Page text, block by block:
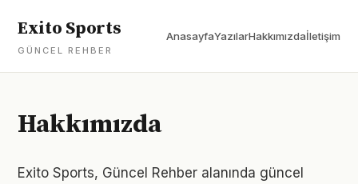
Exito Sports
GÜNCEL REHBER
AnasayfaYazılarHakkımızdaİletişim
Hakkımızda
Exito Sports, Güncel Rehber alanında güncel